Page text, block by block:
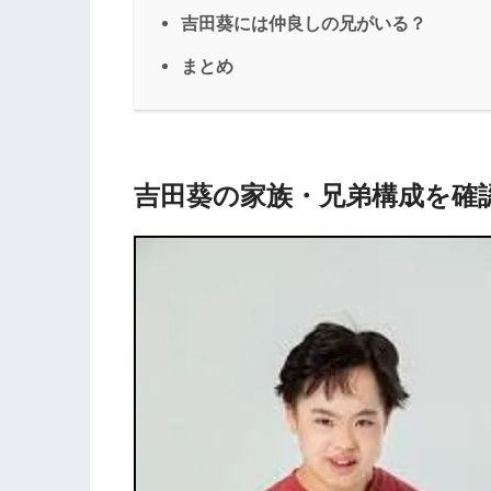
吉田葵には仲良しの兄がいる？
まとめ
吉田葵の家族・兄弟構成を確